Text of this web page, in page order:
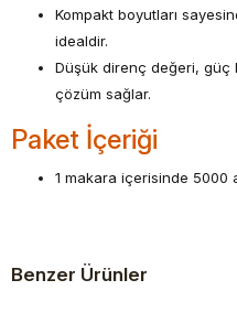
Kompakt boyutları
idealdir.
Düşük direnç değeri, güç
çözüm sağlar.
Paket İçeriği
1 makara içerisinde 5000
Benzer Ürünler